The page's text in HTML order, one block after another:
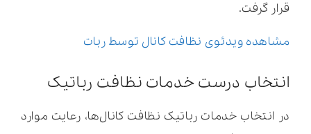
قرار گرفت.
مشاهده ویدئوی نظافت کانال توسط ربات
انتخاب درست خدمات نظافت رباتیک
در انتخاب خدمات رباتیک نظافت کانال‌ها، رعایت موارد